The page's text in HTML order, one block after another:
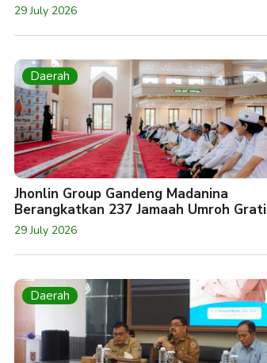
29 July 2026
Daerah
Jhonlin Group Gandeng Madanina
Berangkatkan 237 Jamaah Umroh
29 July 2026
Daerah